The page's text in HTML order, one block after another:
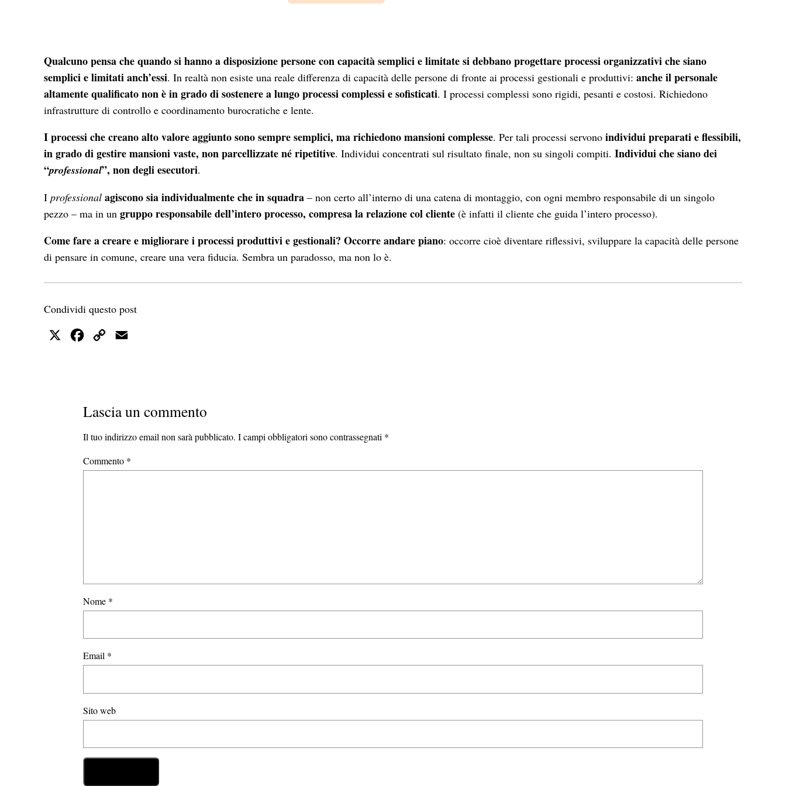
Qualcuno pensa che quando si hanno a disposizione persone con capacità semplici e limitate si debbano progettare processi organizzativi che siano
semplici e limitati anch’essi. In realtà non esiste una reale differenza di capacità delle persone di fronte ai processi gestionali e produttivi:anche il personale
altamente qualificato non è in grado di sostenere a lungo processi complessi e sofisticati. I processi complessi sono rigidi, pesanti e costosi. Richiedono
infrastrutture di controllo e coordinamento burocratiche e lente.
I processi che creano alto valore aggiunto sono sempre semplici, ma richiedono mansioni complesse. Per tali processi servonoindividui preparati e flessibili,
in grado di gestire mansioni vaste, non parcellizzate né ripetitive. Individui concentrati sul risultato finale, non su singoli compiti.Individui che siano dei
“professional”, non degli esecutori.
Iprofessional agiscono sia individualmente che in squadra – non certo all’interno di una catena di montaggio, con ogni membro responsabile di un singolo
pezzo – ma in ungruppo responsabile dell’intero processo, compresa la relazione col cliente(è infatti il cliente che guida l’intero processo).
Come fare a creare e migliorare i processi produttivi e gestionali? Occorre andare piano: occorre cioè diventare riflessivi, sviluppare la capacità delle persone
di pensare in comune, creare una vera fiducia. Sembra un paradosso, ma non lo è.
Condividi questo post
X FacebookCopy
Lascia un commento
Il tuo indirizzo email non sarà pubblicato. I campi obbligatori sono contrassegnati *
Commento *
Nome *
Email *
Sito web